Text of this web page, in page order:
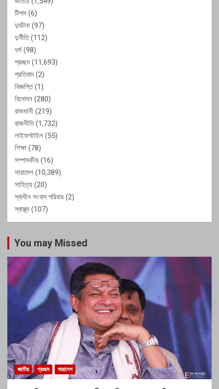
টিপস (6)
দুর্ঘটনা (97)
দুর্নীতি(112)
ধর্ম(98)
প্রচ্ছদ(11,693)
প্রতিবাদ(2)
বিজ্ঞপ্তি(1)
বিনোদন (280)
রাজধানী (219)
রাজনীতি(1,732)
লাইফস্টাইল (55)
শিক্ষা (78)
সম্পাদকীয় (16)
সারাদেশ (10,389)
সাহিত্য (20)
স্বাধীন সংবাদ পরিবার (2)
স্বাস্থ্য (107)
You may Missed
জাতীয় প্রচ্ছদ সারাদেশ